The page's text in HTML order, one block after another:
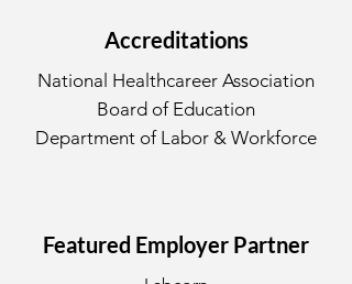
Accreditations
National Healthcareer Association
Board of Education
Department of Labor & Workforce
Featured Employer Partner